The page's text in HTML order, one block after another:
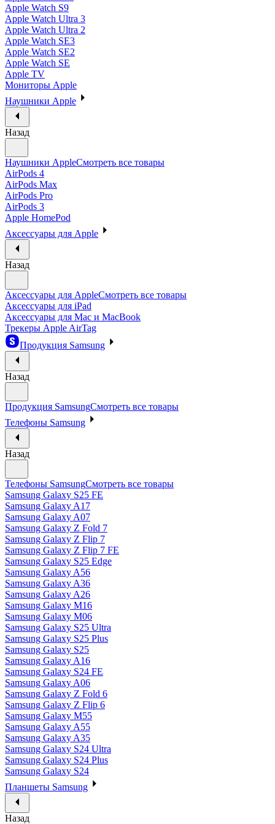
Apple Watch S9
Apple Watch Ultra 3
Apple Watch Ultra 2
Apple Watch SE3
Apple Watch SE2
Apple Watch SE
Apple TV
Мониторы Apple
Наушники Apple
Назад
Наушники AppleСмотреть все товары
AirPods 4
AirPods Max
AirPods Pro
AirPods 3
Apple HomePod
Аксессуары для Apple
Назад
Аксессуары для AppleСмотреть все товары
Аксессуары для iPad
Аксессуары для Mac и MacBook
Трекеры Apple AirTag
Продукция Samsung
Назад
Продукция SamsungСмотреть все товары
Телефоны Samsung
Назад
Телефоны SamsungСмотреть все товары
Samsung Galaxy S25 FE
Samsung Galaxy A17
Samsung Galaxy A07
Samsung Galaxy Z Fold 7
Samsung Galaxy Z Flip 7
Samsung Galaxy Z Flip 7 FE
Samsung Galaxy S25 Edge
Samsung Galaxy A56
Samsung Galaxy A36
Samsung Galaxy A26
Samsung Galaxy M16
Samsung Galaxy M06
Samsung Galaxy S25 Ultra
Samsung Galaxy S25 Plus
Samsung Galaxy S25
Samsung Galaxy A16
Samsung Galaxy S24 FE
Samsung Galaxy A06
Samsung Galaxy Z Fold 6
Samsung Galaxy Z Flip 6
Samsung Galaxy M55
Samsung Galaxy A55
Samsung Galaxy A35
Samsung Galaxy S24 Ultra
Samsung Galaxy S24 Plus
Samsung Galaxy S24
Планшеты Samsung
Назад